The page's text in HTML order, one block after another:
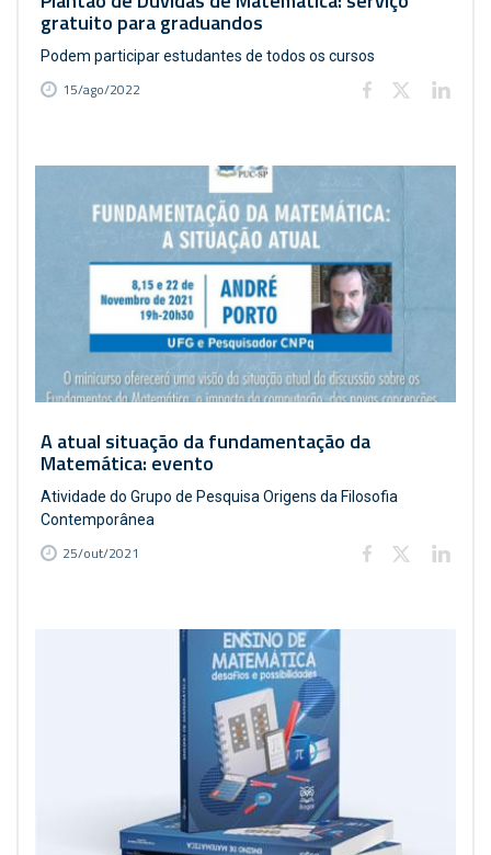
gratuito para graduandos
Podem participar estudantes de todos os cursos
15/ago/2022
A atual situação da fundamentação da
Matemática: evento
Atividade do Grupo de Pesquisa Origens da Filosofia
Contemporânea
25/out/2021